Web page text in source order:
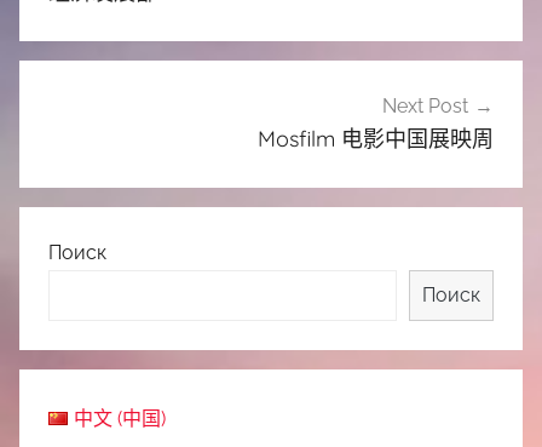
航
Next Post
Mosfilm 电影中国展映周
Поиск
Поиск
中文 (中国)